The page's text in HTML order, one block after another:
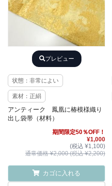
プレビュー
状態：非常によい
素材：正絹
アンティーク 鳳凰に椿模様織り
出し袋帯（材料）
期間限定50％OFF！
¥1,000
(税込 ¥1,100)
通常価格 ¥2,000 (税込 ¥2,200)
カゴに入れる